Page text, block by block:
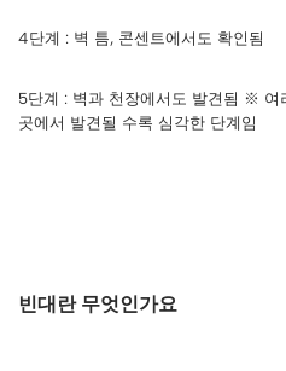
4단계 : 벽 틈, 콘센트에서도 확인됨
5단계 : 벽과 천장에서도 발견됨 ※ 여
곳에서 발견될 수록 심각한 단계임
빈대란 무엇인가요